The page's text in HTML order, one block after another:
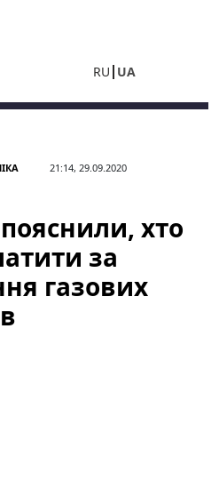
RU UA
21:14, 29.09.2020
хто
за
газових